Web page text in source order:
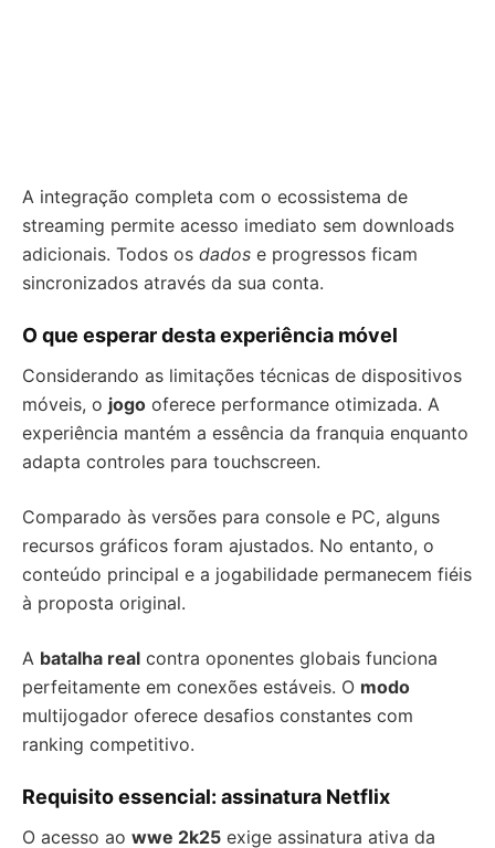
A integração completa com o ecossistema de
streaming permite acesso imediato sem downloads
adicionais. Todos os dados e progressos ficam
sincronizados através da sua conta.
O que esperar desta experiência móvel
Considerando as limitações técnicas de dispositivos
móveis, o jogo oferece performance otimizada. A
experiência mantém a essência da franquia enquanto
adapta controles para touchscreen.
Comparado às versões para console e PC, alguns
recursos gráficos foram ajustados. No entanto, o
conteúdo principal e a jogabilidade permanecem fiéis
à proposta original.
A batalha real contra oponentes globais funciona
perfeitamente em conexões estáveis. O modo
multijogador oferece desafios constantes com
ranking competitivo.
Requisito essencial: assinatura Netflix
O acesso ao wwe 2k25 exige assinatura ativa da